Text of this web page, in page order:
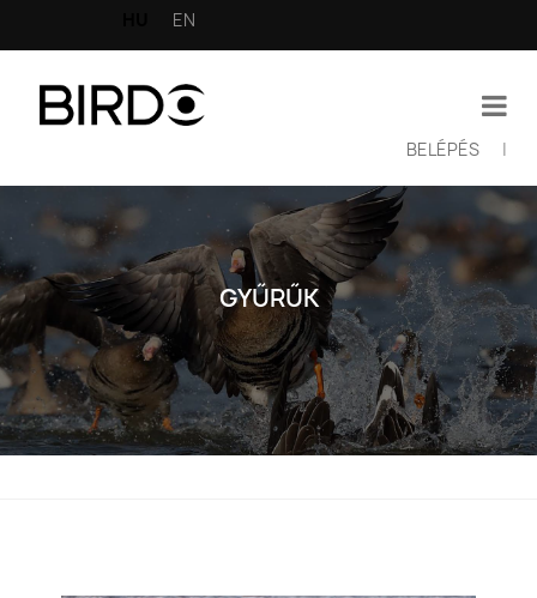
EN
fiók
menüje
BELÉPÉS |
GYŰRŰK